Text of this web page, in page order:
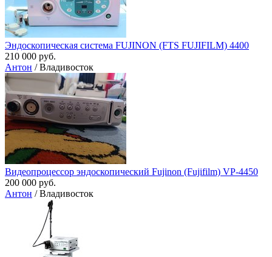
Эндоскопическая система FUJINON (FTS FUJIFILM) 4400
210 000 руб.
Антон / Владивосток
Видеопроцессор эндоскопический Fujinon (Fujifilm) VP-4450
200 000 руб.
Антон / Владивосток